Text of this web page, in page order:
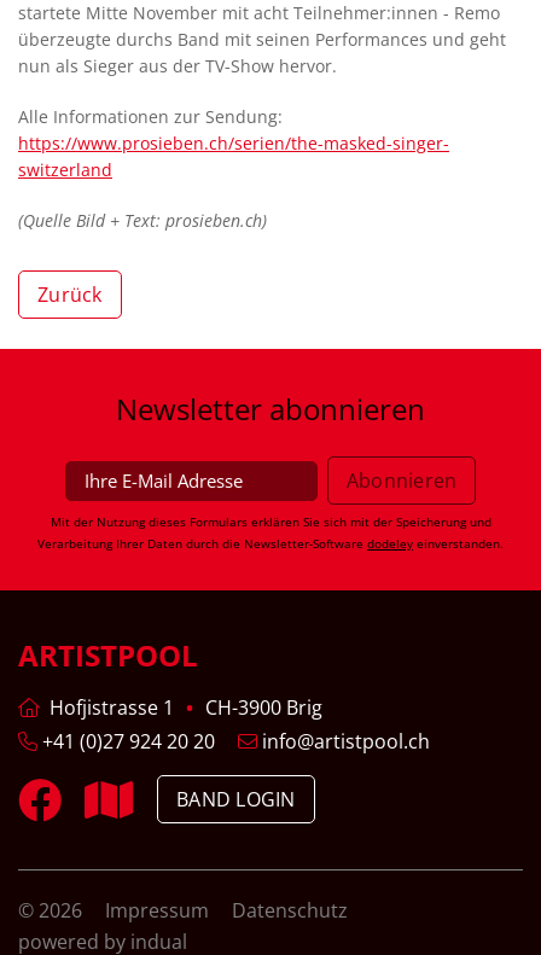
startete Mitte November mit acht Teilnehmer:innen - Remo
überzeugte durchs Band mit seinen Performances und geht
nun als Sieger aus der TV-Show hervor.
Alle Informationen zur Sendung:
https://www.prosieben.ch/serien/the-masked-singer-
switzerland
(Quelle Bild + Text: prosieben.ch)
Zurück
Newsletter abonnieren
Mit der Nutzung dieses Formulars erklären Sie sich mit der Speicherung und
Verarbeitung Ihrer Daten durch die Newsletter-Software dodeley einverstanden.
ARTISTPOOL
Hofjistrasse 1
CH-3900 Brig
+41 (0)27 924 20 20
info@artistpool.ch
BAND LOGIN
© 2026 Impressum
Datenschutz
powered by indual